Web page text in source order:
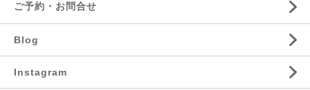
ご予約・お問合せ
Blog
Instagram